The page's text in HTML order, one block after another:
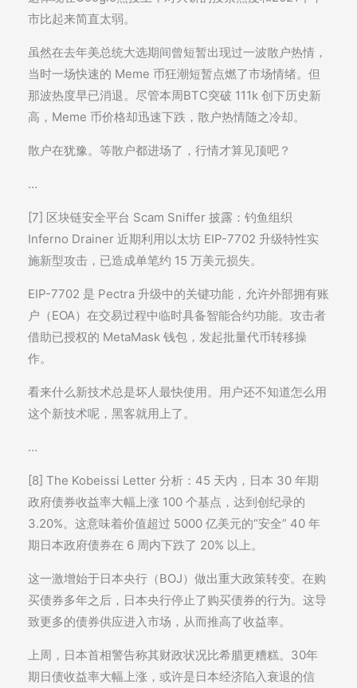
市比起来简直太弱。
虽然在去年美总统大选期间曾短暂出现过一波散户热情，
当时一场快速的 Meme 币狂潮短暂点燃了市场情绪。但
那波热度早已消退。尽管本周BTC突破 111k 创下历史新
高，Meme 币价格却迅速下跌，散户热情随之冷却。
散户在犹豫。等散户都进场了，行情才算见顶吧？
…
[7] 区块链安全平台 Scam Sniffer 披露：钓鱼组织
Inferno Drainer 近期利用以太坊 EIP-7702 升级特性实
施新型攻击，已造成单笔约 15 万美元损失。
EIP-7702 是 Pectra 升级中的关键功能，允许外部拥有账
户（EOA）在交易过程中临时具备智能合约功能。攻击者
借助已授权的 MetaMask 钱包，发起批量代币转移操
作。
看来什么新技术总是坏人最快使用。用户还不知道怎么用
这个新技术呢，黑客就用上了。
…
[8] The Kobeissi Letter 分析：45 天内，日本 30 年期
政府债券收益率大幅上涨 100 个基点，达到创纪录的
3.20%。这意味着价值超过 5000 亿美元的“安全” 40 年
期日本政府债券在 6 周内下跌了 20% 以上。
这一激增始于日本央行（BOJ）做出重大政策转变。在购
买债券多年之后，日本央行停止了购买债券的行为。这导
致更多的债券供应进入市场，从而推高了收益率。
上周，日本首相警告称其财政状况比希腊更糟糕。30年
期日债收益率大幅上涨，或许是日本经济陷入衰退的信